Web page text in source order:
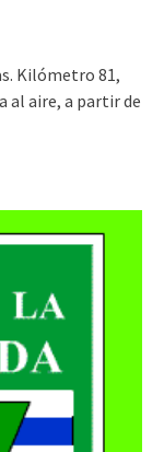
Kilómetro 81,
al aire, a partir de